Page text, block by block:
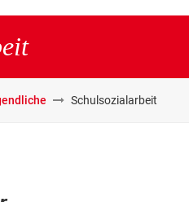
Schulsozialarbeit